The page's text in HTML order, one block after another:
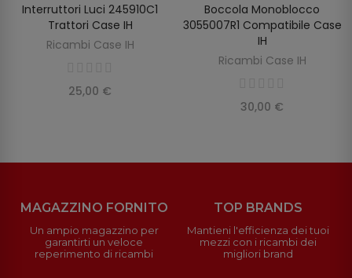
AGGIUNGI AL CARRELLO
Interruttori Luci 245910C1
Trattori Case IH
Ricambi Case IH
25,00 €
AGGIUNGI AL CARRELLO
Boccola Monoblocco
3055007R1 Compatibile Case
IH
Ricambi Case IH
30,00 €
MAGAZZINO FORNITO
Un ampio magazzino per
garantirti un veloce
reperimento di ricambi
TOP BRANDS
Mantieni l'efficienza dei tuoi
mezzi con i ricambi dei
migliori brand